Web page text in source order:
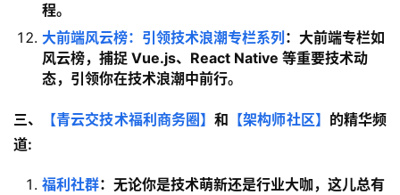
程。
大前端风云榜：引领技术浪潮专栏系列 ：大前端专栏如
风云榜，捕捉 Vue.js、React Native 等重要技术动
态，引领你在技术浪潮中前行。
三、 【青云交技术福利商务圈】和 【架构师社区】 的精华频
道:
福利社群：无论你是技术萌新还是行业大咖，这儿总有